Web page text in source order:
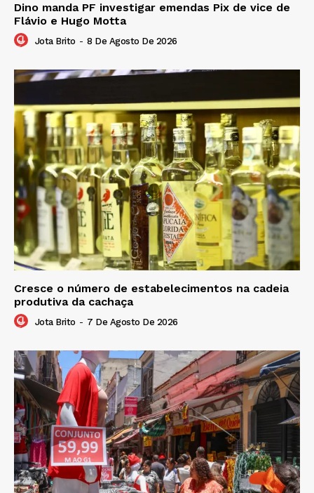
Dino manda PF investigar emendas Pix de vice de
Flávio e Hugo Motta
Jota Brito - 8 De Agosto De 2026
Cresce o número de estabelecimentos na cadeia
produtiva da cachaça
Jota Brito - 7 De Agosto De 2026